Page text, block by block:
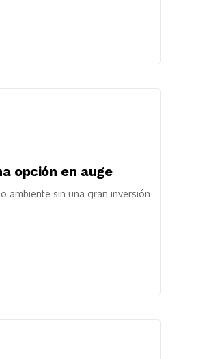
opción en auge
ambiente sin una gran inversión